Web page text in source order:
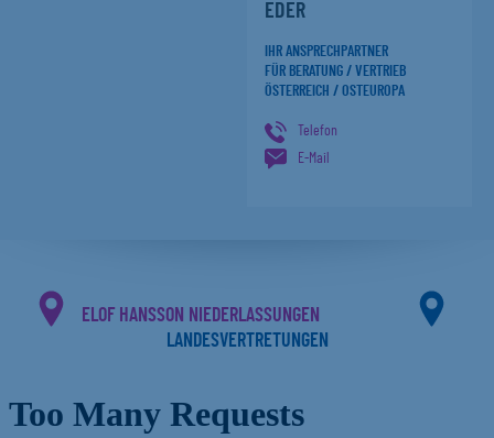
EDER
IHR ANSPRECHPARTNER
FÜR BERATUNG / VERTRIEB
ÖSTERREICH / OSTEUROPA
Telefon
E-Mail
ELOF HANSSON NIEDERLASSUNGEN
LANDESVERTRETUNGEN